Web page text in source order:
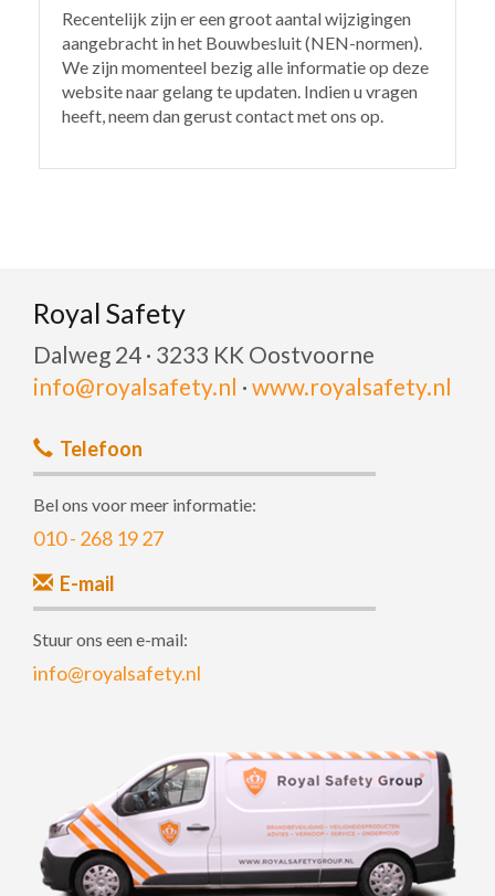
Recentelijk zijn er een groot aantal wijzigingen
aangebracht in het Bouwbesluit (NEN-normen).
We zijn momenteel bezig alle informatie op deze
website naar gelang te updaten. Indien u vragen
heeft, neem dan gerust contact met ons op.
Royal Safety
Dalweg 24 · 3233 KK Oostvoorne
info@royalsafety.nl · www.royalsafety.nl
Telefoon
Bel ons voor meer informatie:
010 - 268 19 27
E-mail
Stuur ons een e-mail:
info@royalsafety.nl